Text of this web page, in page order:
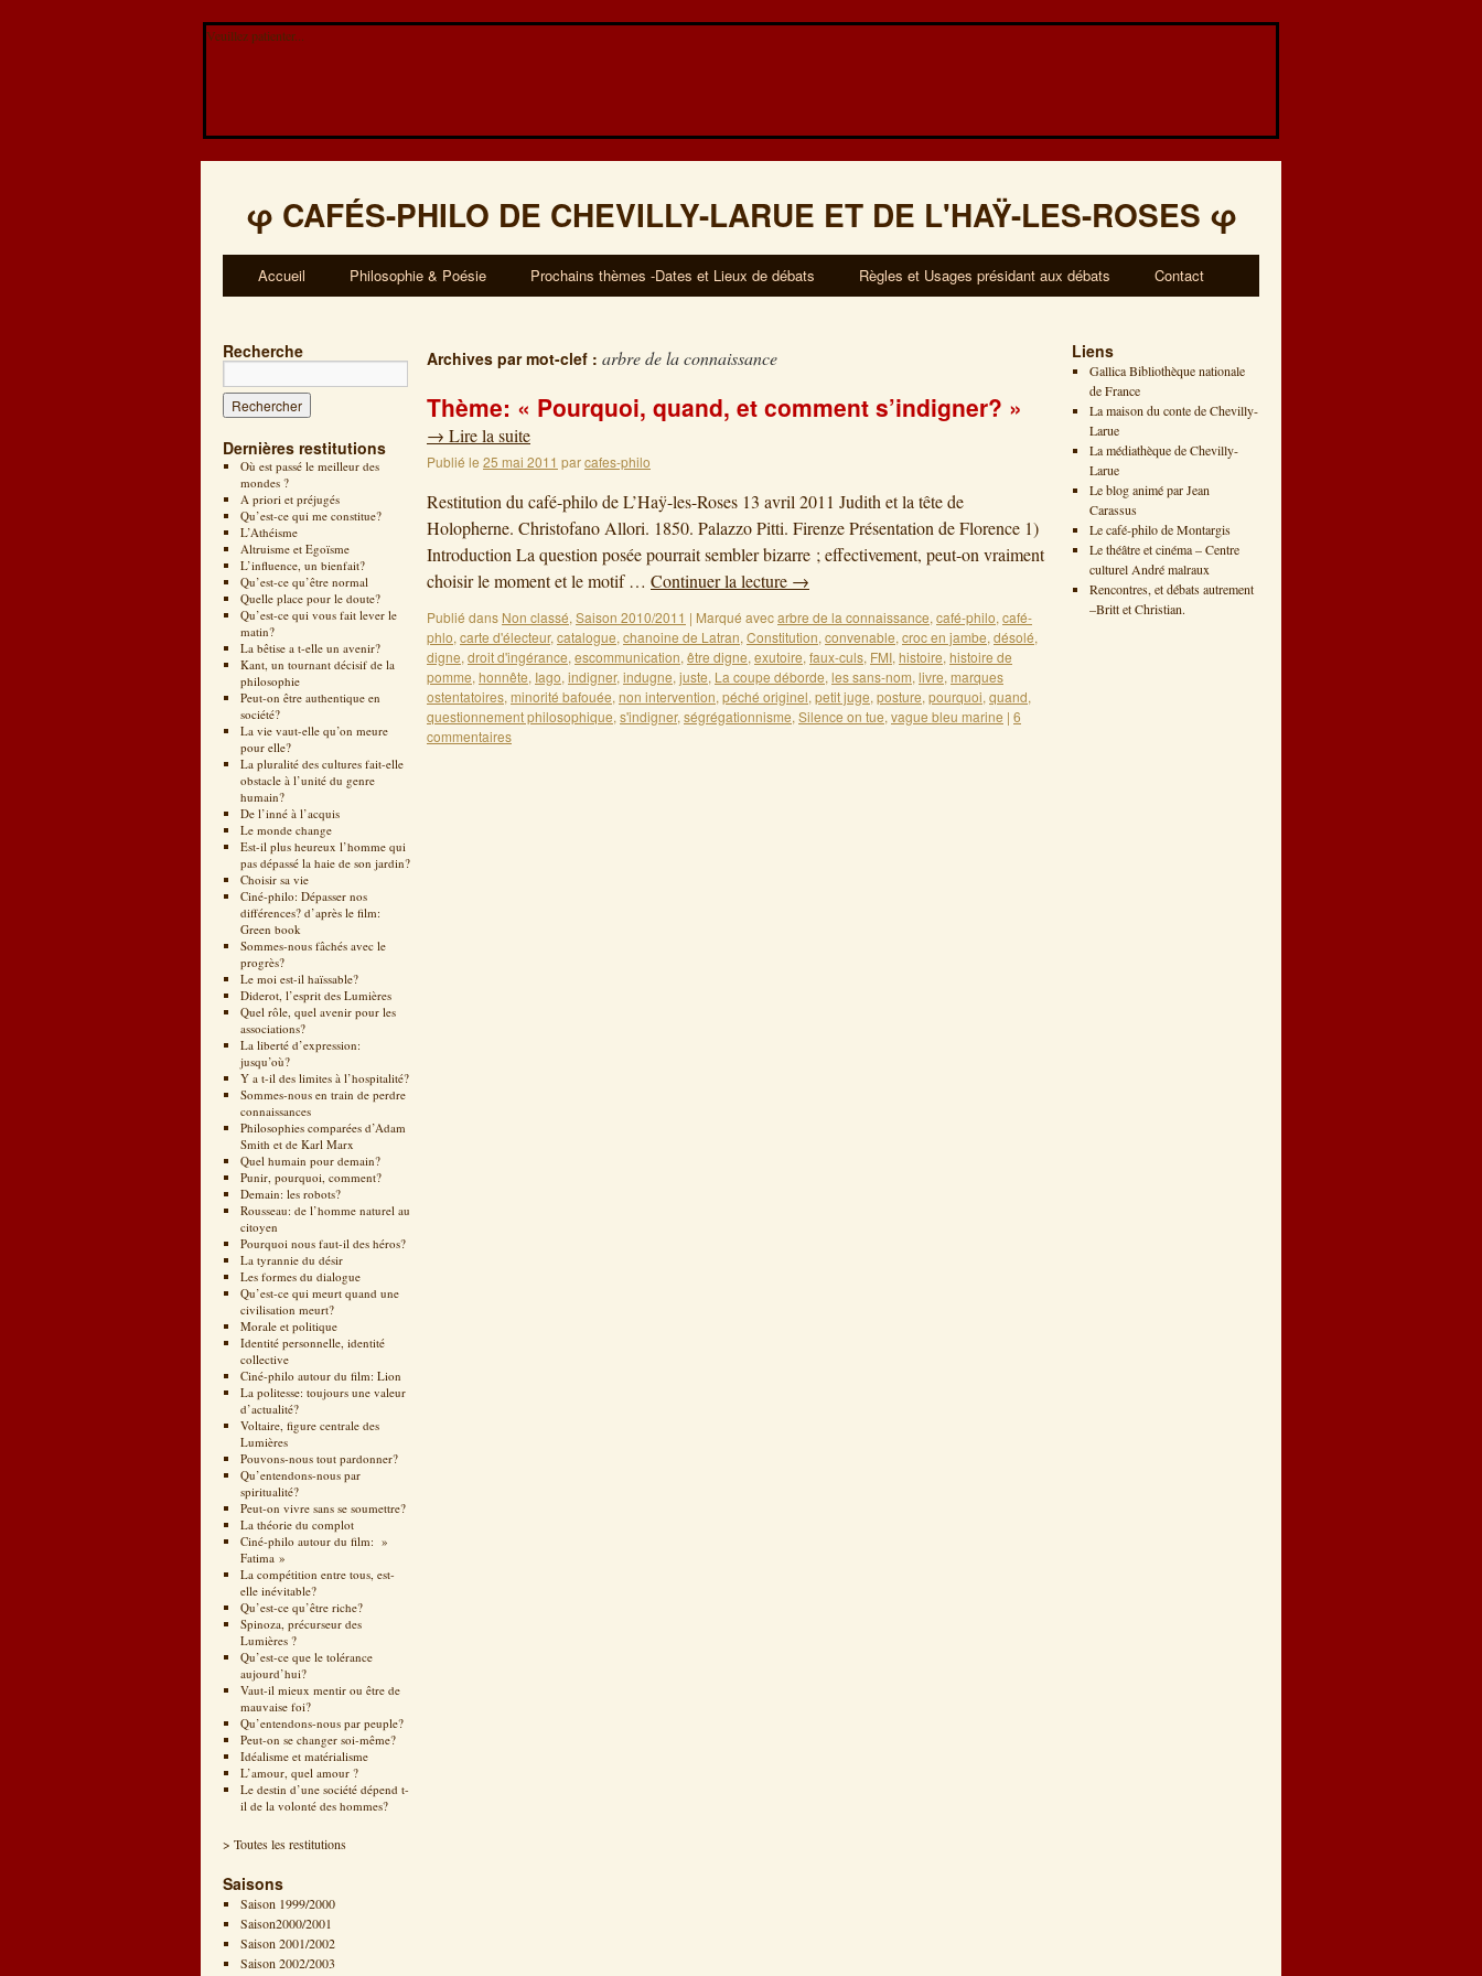
Veuillez patienter...
φ CAFÉS-PHILO DE CHEVILLY-LARUE ET DE L'HAŸ-LES-ROSES φ
Accueil Philosophie & Poésie Prochains thèmes -Dates et Lieux de débats Règles et Usages présidant aux débats Contact
Recherche
Dernières restitutions
Où est passé le meilleur des
mondes ?
A priori et préjugés
Qu’est-ce qui me constitue?
L’Athéisme
Altruisme et Egoïsme
L’influence, un bienfait?
Qu’est-ce qu’être normal
Quelle place pour le doute?
Qu’est-ce qui vous fait lever le
matin?
La bêtise a t-elle un avenir?
Kant, un tournant décisif de la
philosophie
Peut-on être authentique en
société?
La vie vaut-elle qu’on meure
pour elle?
La pluralité des cultures fait-elle
obstacle à l’unité du genre
humain?
De l’inné à l’acquis
Le monde change
Est-il plus heureux l’homme qui
pas dépassé la haie de son jardin?
Choisir sa vie
Ciné-philo: Dépasser nos
différences? d’après le film:
Green book
Sommes-nous fâchés avec le
progrès?
Le moi est-il haïssable?
Diderot, l’esprit des Lumières
Quel rôle, quel avenir pour les
associations?
La liberté d’expression:
jusqu’où?
Y a t-il des limites à l’hospitalité?
Sommes-nous en train de perdre
connaissances
Philosophies comparées d’Adam
Smith et de Karl Marx
Quel humain pour demain?
Punir, pourquoi, comment?
Demain: les robots?
Rousseau: de l’homme naturel au
citoyen
Pourquoi nous faut-il des héros?
La tyrannie du désir
Les formes du dialogue
Qu’est-ce qui meurt quand une
civilisation meurt?
Morale et politique
Identité personnelle, identité
collective
Ciné-philo autour du film: Lion
La politesse: toujours une valeur
d’actualité?
Voltaire, figure centrale des
Lumières
Pouvons-nous tout pardonner?
Qu’entendons-nous par
spiritualité?
Peut-on vivre sans se soumettre?
La théorie du complot
Ciné-philo autour du film: »
Fatima »
La compétition entre tous, est-
elle inévitable?
Qu’est-ce qu’être riche?
Spinoza, précurseur des
Lumières ?
Qu’est-ce que le tolérance
aujourd’hui?
Vaut-il mieux mentir ou être de
mauvaise foi?
Qu’entendons-nous par peuple?
Peut-on se changer soi-même?
Idéalisme et matérialisme
L’amour, quel amour ?
Le destin d’une société dépend t-
il de la volonté des hommes?
> Toutes les restitutions
Saisons
Saison 1999/2000
Saison2000/2001
Saison 2001/2002
Saison 2002/2003
Archives par mot-clef : arbre de la connaissance
Thème: « Pourquoi, quand, et comment s’indigner? »
→ Lire la suite
Publié le 25 mai 2011 parcafes-philo
Restitution du café-philo de L’Haÿ-les-Roses 13 avril 2011 Judith et la tête de
Holopherne. Christofano Allori. 1850. Palazzo Pitti. Firenze Présentation de Florence 1)
Introduction La question posée pourrait sembler bizarre ; effectivement, peut-on vraiment
choisir le moment et le motif … Continuer la lecture →
Publié dans Non classé, Saison 2010/2011 | Marqué avecarbre de la connaissance, café-philo, café-
phlo, carte d'électeur, catalogue, chanoine de Latran, Constitution, convenable, croc en jambe, désolé,
digne, droit d'ingérance, escommunication, être digne, exutoire, faux-culs, FMI, histoire, histoire de
pomme, honnête, Iago, indigner, indugne, juste, La coupe déborde, les sans-nom, livre, marques
ostentatoires, minorité bafouée, non intervention, péché originel, petit juge, posture, pourquoi, quand,
questionnement philosophique, s'indigner, ségrégationnisme, Silence on tue, vague bleu marine | 6
commentaires
Liens
Gallica Bibliothèque nationale
de France
La maison du conte de Chevilly-
Larue
La médiathèque de Chevilly-
Larue
Le blog animé par Jean
Carassus
Le café-philo de Montargis
Le théâtre et cinéma – Centre
culturel André malraux
Rencontres, et débats autrement
–Britt et Christian.